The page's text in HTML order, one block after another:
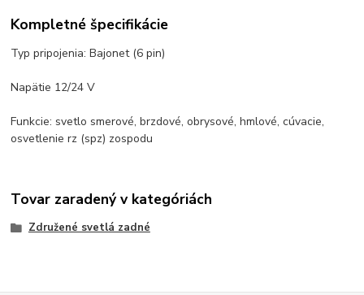
Kompletné špecifikácie
Typ pripojenia: Bajonet (6 pin)
Napätie 12/24 V
Funkcie: svetlo smerové, brzdové, obrysové, hmlové, cúvacie,
osvetlenie rz (spz) zospodu
Tovar zaradený v kategóriách
Združené svetlá zadné